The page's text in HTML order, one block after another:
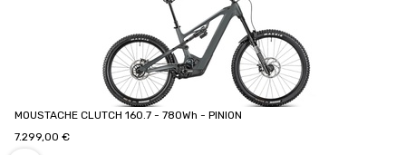
MOUSTACHE CLUTCH 160.7 - 780Wh - PINION
7.299,00 €